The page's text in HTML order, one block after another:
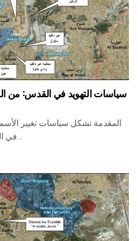
سياسات التهويد في القدس: من
المقدمة تشكل سياسات تغيير